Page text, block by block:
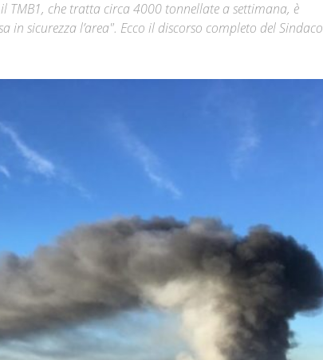
Città
che tratta circa 4000 tonnellate a settimana, è
sicurezza l’area". Ecco il discorso completo del Sindaco